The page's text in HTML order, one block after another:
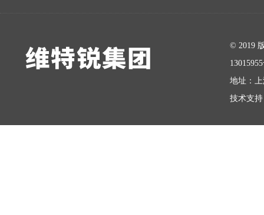
© 2019
地址：
技术支